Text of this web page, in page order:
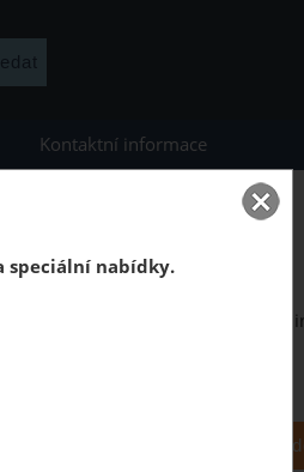
Kontaktní informace
PE 3 mm
pás pod parkety, koberce,
speciální nabídky.